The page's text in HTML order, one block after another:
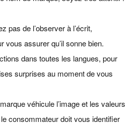
pas de l’observer à l’écrit,
vous assurer qu’il sonne bien.
dans toutes les langues, pour
surprises au moment de vous
véhicule l’image et les valeurs
consommateur doit vous identifier